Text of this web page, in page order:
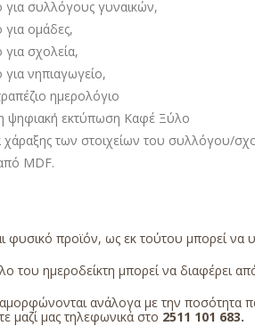
για συλλόγους γυναικών,
ομάδες,
σχολεία,
νηπιαγωγείο,
ημερολόγιο
ψηφιακή εκτύπωση Καφέ Ξύλο
χάραξης των στοιχείων του συλλόγου/
MDF.
φυσικό προϊόν, ως εκ τούτου μπορεί να
ημεροδείκτη μπορεί να διαφέρει
ανάλογα με την ποσότητα
μαζί μας τηλεφωνικά στο 2511 101 683.